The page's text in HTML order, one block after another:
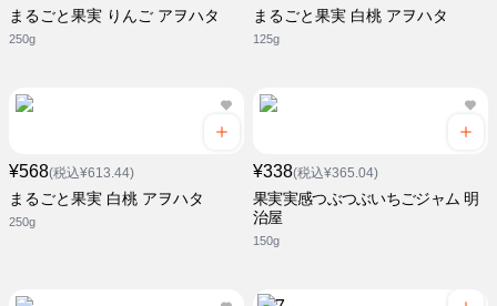
まるごと果実 りんご アヲハタ
250g
まるごと果実 白桃 アヲハタ
125g
¥568(税込¥613.44)
まるごと果実 白桃 アヲハタ
250g
¥338(税込¥365.04)
果実実感つぶつぶいちごジャム 明
治屋
150g